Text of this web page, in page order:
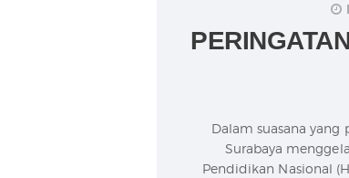
Dalam suasana
Surabaya
Pendidikan Nasional